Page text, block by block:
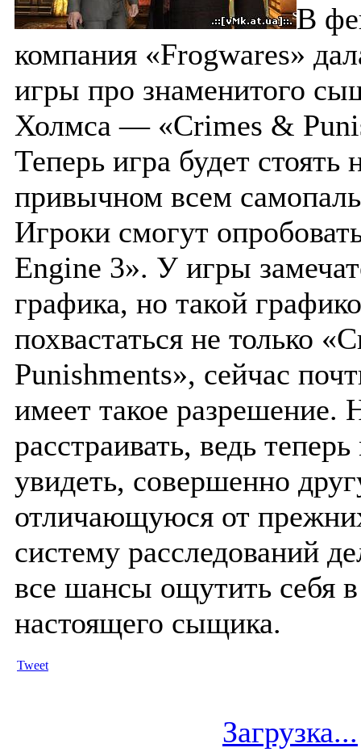
В
компания «Frogwares»
игры про знаменитого
Холмса — «Crimes &
Теперь игра будет стоять
привычном всем
Игроки смогут
Engine 3». У игры
графика, но такой
похвастаться не только
Punishments», сейчас
имеет такое разрешение.
расстраивать, ведь
увидеть, совершенно
отличающуюся от
систему расследований
все шансы ощутить себя
настоящего сыщика.
Tweet
Загрузка...